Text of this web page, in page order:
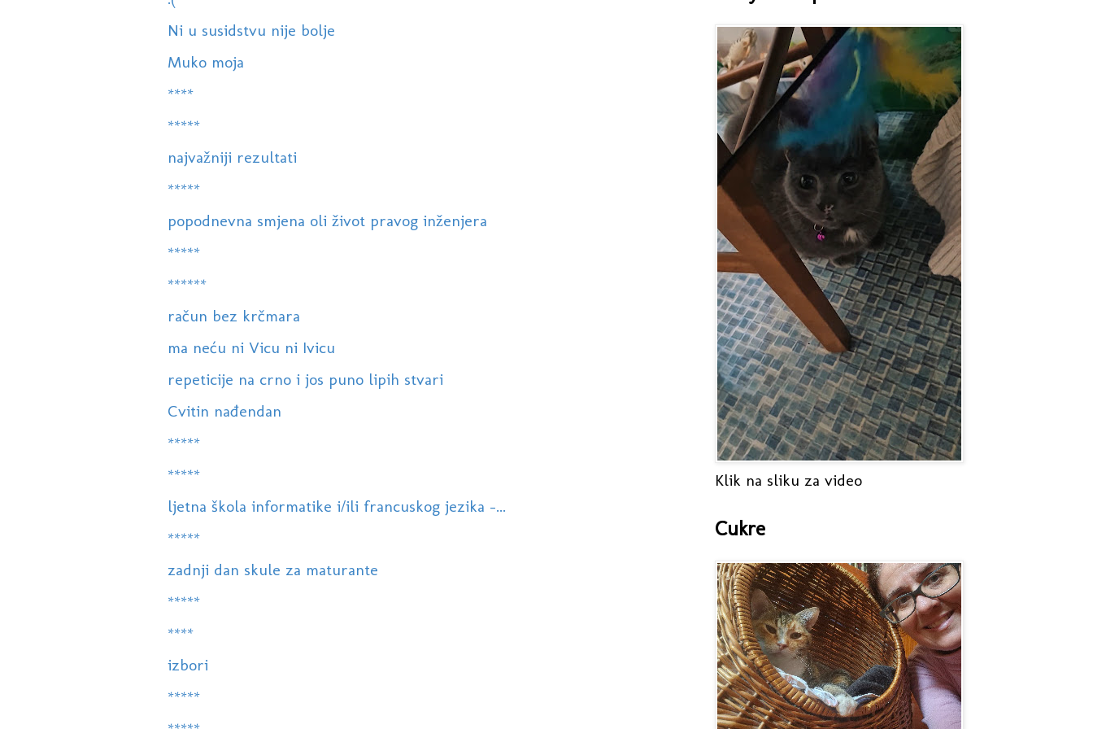
Ni u susidstvu nije bolje
Muko moja
****
*****
najvažniji rezultati
*****
popodnevna smjena oli život pravog inženjera
*****
******
račun bez krčmara
ma neću ni Vicu ni Ivicu
repeticije na crno i jos puno lipih stvari
Cvitin nađendan
*****
*****
ljetna škola informatike i/ili francuskog jezika -...
*****
zadnji dan skule za maturante
*****
****
izbori
*****
Klik na sliku za video
Cukre